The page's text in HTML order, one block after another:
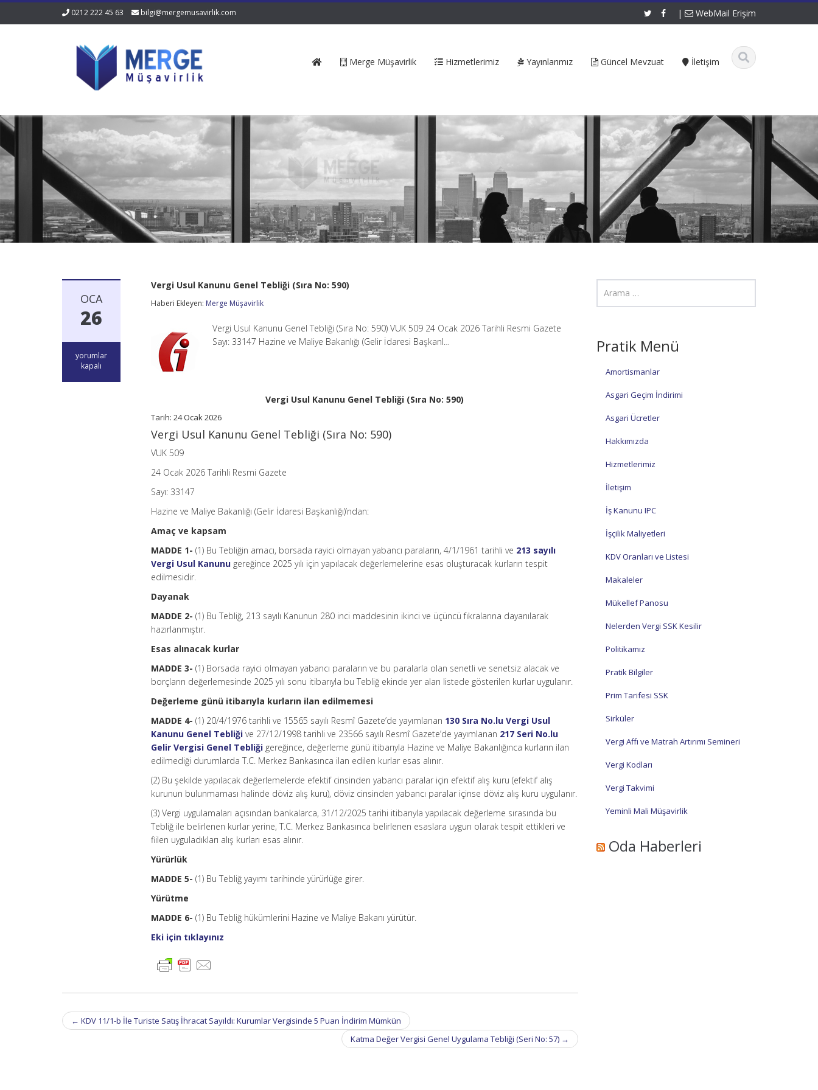
0212 222 45 63 bilgi@mergemusavirlik.com | WebMail Erişim
Merge Müşavirlik Hizmetlerimiz Yayınlarımız Güncel Mevzuat İletişim
OCA
26
Vergi
Usul
yorumlar
kapalı
Vergi Usul Kanunu Genel Tebliği (Sıra No: 590)
Haberi Ekleyen: Merge Müşavirlik
Vergi Usul Kanunu Genel Tebliği (Sıra No: 590) VUK 509 24 Ocak 2026 Tarihli Resmi Gazete
Sayı: 33147 Hazine ve Maliye Bakanlığı (Gelir İdaresi Başkanl…
Vergi Usul Kanunu Genel Tebliği (Sıra No: 590)
Tarih:24 Ocak 2026
Vergi Usul Kanunu Genel Tebliği (Sıra No: 590)
VUK 509
24 Ocak 2026 Tarihli Resmi Gazete
Sayı: 33147
Hazine ve Maliye Bakanlığı (Gelir İdaresi Başkanlığı)’ndan:
Amaç ve kapsam
MADDE 1- (1) Bu Tebliğin amacı, borsada rayici olmayan yabancı paraların, 4/1/1961 tarihli ve 213 sayılı
Vergi Usul Kanunu gereğince 2025 yılı için yapılacak değerlemelerine esas oluşturacak kurların tespit
edilmesidir.
Dayanak
MADDE 2- (1) Bu Tebliğ, 213 sayılı Kanunun 280 inci maddesinin ikinci ve üçüncü fıkralarına dayanılarak
hazırlanmıştır.
Esas alınacak kurlar
MADDE 3- (1) Borsada rayici olmayan yabancı paraların ve bu paralarla olan senetli ve senetsiz alacak ve
borçların değerlemesinde 2025 yılı sonu itibarıyla bu Tebliğ ekinde yer alan listede gösterilen kurlar uygulanır.
Değerleme günü itibarıyla kurların ilan edilmemesi
MADDE 4- (1) 20/4/1976 tarihli ve 15565 sayılı Resmî Gazete’de yayımlanan 130 Sıra No.lu Vergi Usul
Kanunu Genel Tebliği ve 27/12/1998 tarihli ve 23566 sayılı Resmî Gazete’de yayımlanan 217 Seri No.lu
Gelir Vergisi Genel Tebliği gereğince, değerleme günü itibarıyla Hazine ve Maliye Bakanlığınca kurların ilan
edilmediği durumlarda T.C. Merkez Bankasınca ilan edilen kurlar esas alınır.
(2) Bu şekilde yapılacak değerlemelerde efektif cinsinden yabancı paralar için efektif alış kuru (efektif alış
kurunun bulunmaması halinde döviz alış kuru), döviz cinsinden yabancı paralar içinse döviz alış kuru uygulanır.
(3) Vergi uygulamaları açısından bankalarca, 31/12/2025 tarihi itibarıyla yapılacak değerleme sırasında bu
Tebliğ ile belirlenen kurlar yerine, T.C. Merkez Bankasınca belirlenen esaslara uygun olarak tespit ettikleri ve
fiilen uyguladıkları alış kurları esas alınır.
Yürürlük
MADDE 5- (1) Bu Tebliğ yayımı tarihinde yürürlüğe girer.
Yürütme
MADDE 6- (1) Bu Tebliğ hükümlerini Hazine ve Maliye Bakanı yürütür.
Eki için tıklayınız
Post
navigation
← KDV 11/1-b İle Turiste Satış İhracat Sayıldı: Kurumlar Vergisinde 5 Puan İndirim Mümkün
Katma Değer Vergisi Genel Uygulama Tebliği (Seri No: 57) →
Pratik Menü
Amortismanlar
Asgari Geçim İndirimi
Asgari Ücretler
Hakkımızda
Hizmetlerimiz
İletişim
İş Kanunu IPC
İşçilik Maliyetleri
KDV Oranları ve Listesi
Makaleler
Mükellef Panosu
Nelerden Vergi SSK Kesilir
Politikamız
Pratik Bilgiler
Prim Tarifesi SSK
Sirküler
Vergi Affı ve Matrah Artırımı Semineri
Vergi Kodları
Vergi Takvimi
Yeminli Mali Müşavirlik
Oda Haberleri